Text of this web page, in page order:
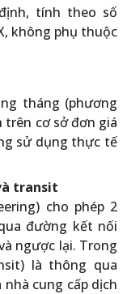
tính theo số
không phụ thuộc
tháng (phương
trên cơ sở đơn giá
sử dụng thực tế
transit
cho phép 2
đường kết nối
ngược lại. Trong
là thông qua
cung cấp dịch